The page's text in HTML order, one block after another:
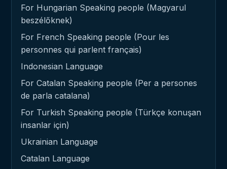
For Hungarian Speaking people (Magyarul
beszélőknek)
For French Speaking people (Pour les
personnes qui parlent français)
Indonesian Language
For Catalan Speaking people (Per a persones
de parla catalana)
For Turkish Speaking people (Türkçe konuşan
insanlar için)
Ukrainian Language
Catalan Language